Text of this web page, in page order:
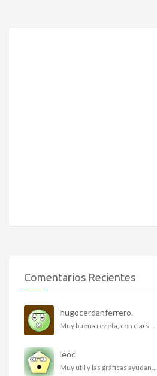
Comentarios Recientes
hugocerdanferrero.
Muy buena rezeta, con clars...
leoc
Muy util y las gráficas ayudan...